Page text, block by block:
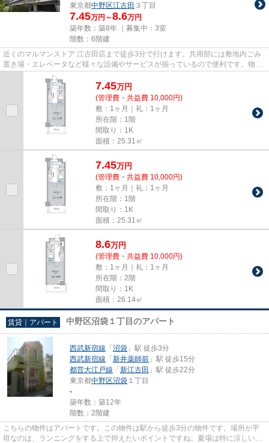
東京都中野区江古田 ３丁目
7.45万円～8.6万円
築年数：築8年 ｜募集中： 3室
階数：6階建
近くのマルマンストア 江古田店まで徒歩3分で行けます。共用部には敷地内ごみ
置き場・エレベータなど様々な設備やサービスが揃っているので便利です。物件
の近くに駅が2つあるため、用...
7.45万円
(管理費・共益費 10,000円)
敷：1ヶ月｜礼：1ヶ月
所在階：1階
間取り：1K
面積：25.31㎡
7.45万円
(管理費・共益費 10,000円)
敷：1ヶ月｜礼：1ヶ月
所在階：1階
間取り：1K
面積：25.31㎡
8.6万円
(管理費・共益費 10,000円)
敷：1ヶ月｜礼：1ヶ月
所在階：2階
間取り：1K
面積：26.14㎡
賃貸｜アパート 中野区沼袋１丁目のアパート
西武新宿線 「 沼袋 」駅 徒歩3分
西武新宿線 「 新井薬師前 」駅 徒歩15分
都営大江戸線 「 新江古田 」駅 徒歩22分
東京都中野区沼袋 １丁目
-
築年数：築12年
階数：2階建
こちらの物件はアパートです。この物件は駅から徒歩3分の物件です。場所が平
坦なのは、ランニングをする上で抑えたいポイントですね。夏場は特に涼しい通